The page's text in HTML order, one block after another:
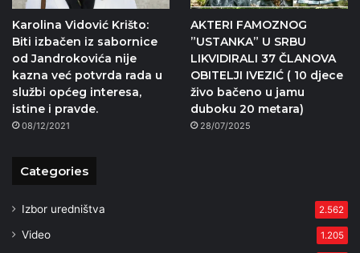
Karolina Vidović Krišto:
Biti izbačen iz sabornice
od Jandrokovića nije
kazna već potvrda rada u
službi općeg interesa,
istine i pravde.
08/12/2021
AKTERI FAMOZNOG
”USTANKA” U SRBU
LIKVIDIRALI 37 ČLANOVA
OBITELJI IVEZIĆ ( 10 djece
živo bačeno u jamu
duboku 20 metara)
28/07/2025
Categories
Izbor uredništva 2.562
Video 1.205